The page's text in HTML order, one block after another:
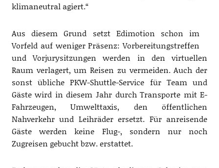
klimaneutral agiert.“
Aus diesem Grund setzt Edimotion schon im
Vorfeld auf weniger Präsenz: Vorbereitungstreffen
und Vorjurysitzungen werden in den virtuellen
Raum verlagert, um Reisen zu vermeiden. Auch der
sonst übliche PKW-Shuttle-Service für Team und
Gäste wird in diesem Jahr durch Transporte mit E-
Fahrzeugen, Umwelttaxis, den öffentlichen
Nahverkehr und Leihräder ersetzt. Für anreisende
Gäste werden keine Flug-, sondern nur noch
Zugreisen gebucht bzw. erstattet.